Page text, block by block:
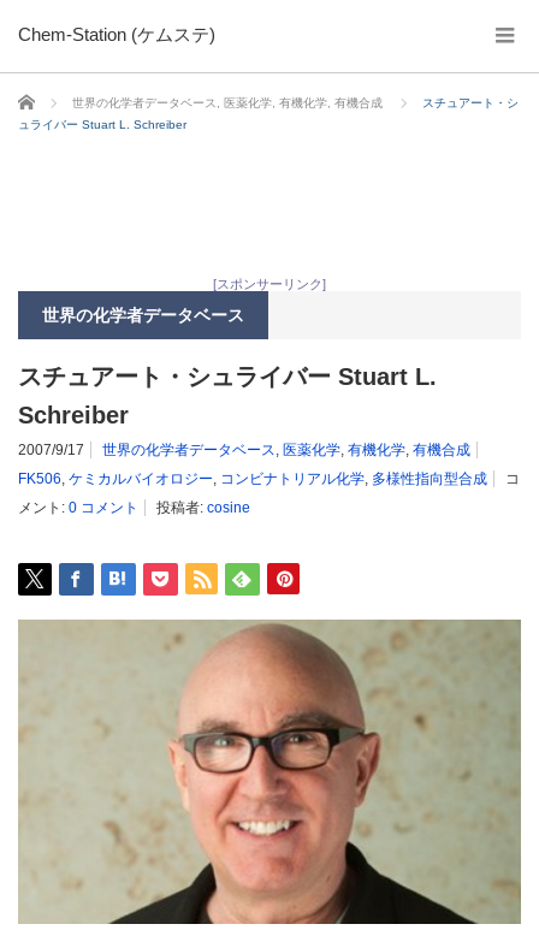
Chem-Station (ケムステ)
ホーム 世界の化学者データベース 医薬化学 有機化学 有機合成
スチュアート・シ
ュライバー Stuart L. Schreiber
[スポンサーリンク]
世界の化学者データベース
スチュアート・シュライバー Stuart L.
Schreiber
2007/9/17 世界の化学者データベース, 医薬化学, 有機化学, 有機合成
FK506, ケミカルバイオロジー, コンビナトリアル化学, 多様性指向型合成
コ
メント: 0 コメント 投稿者: cosine